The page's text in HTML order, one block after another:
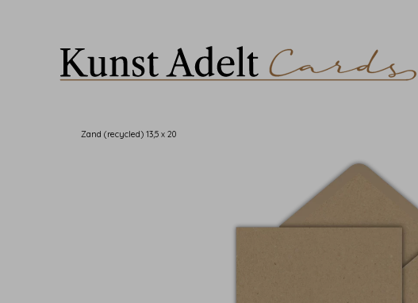
Zand (recycled) 13,5 x 20